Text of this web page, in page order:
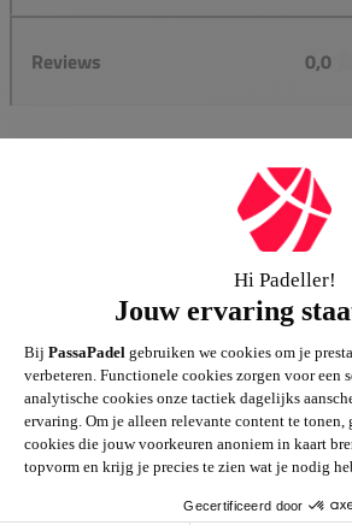
Reviews 0,0
Groot
Gigantisch assortiment met
artikelen